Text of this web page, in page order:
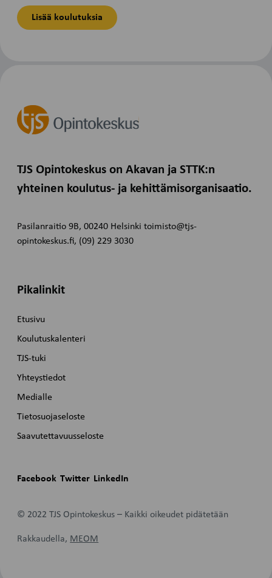
Lisää koulutuksia
TJS Opintokeskus on Akavan ja STTK:n
yhteinen koulutus- ja kehittämisorganisaatio.
Pasilanraitio 9B, 00240 Helsinki toimisto@tjs-
opintokeskus.fi, (09) 229 3030
© 2022 TJS Opintokeskus – Kaikki oikeudet pidätetään
Pikalinkit
Etusivu
Koulutuskalenteri
TJS-tuki
Yhteystiedot
Medialle
Tietosuojaseloste
Saavutettavuusseloste
Facebook Twitter LinkedIn
Rakkaudella, MEOM